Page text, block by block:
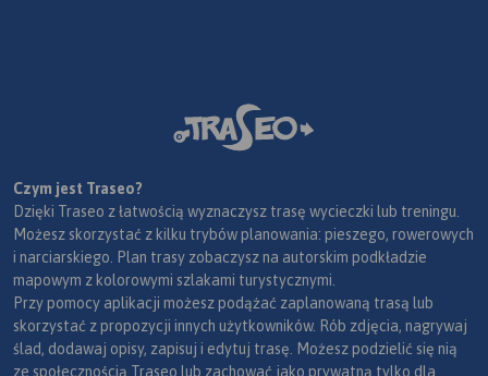
Czym jest Traseo?
Dzięki Traseo z łatwością wyznaczysz trasę wycieczki lub treningu.
Możesz skorzystać z kilku trybów planowania: pieszego, rowerowych
i narciarskiego. Plan trasy zobaczysz na autorskim podkładzie
mapowym z kolorowymi szlakami turystycznymi.
Przy pomocy aplikacji możesz podążać zaplanowaną trasą lub
skorzystać z propozycji innych użytkowników. Rób zdjęcia, nagrywaj
ślad, dodawaj opisy, zapisuj i edytuj trasę. Możesz podzielić się nią
ze społecznością Traseo lub zachować jako prywatną tylko dla